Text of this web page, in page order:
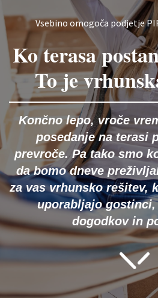
Vsebino omogoča podjetje
Ko terasa
To je
Končno lepo, vroče
posedanje na terasi
prevroče. Pa tako smo
da bomo dneve
za vas vrhunsko rešitev,
uporabljajo
dogodkov in